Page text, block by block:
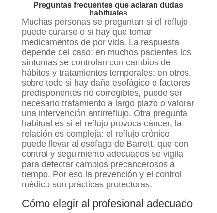
Preguntas frecuentes que aclaran dudas
habituales
Muchas personas se preguntan si el reflujo
puede curarse o si hay que tomar
medicamentos de por vida. La respuesta
depende del caso: en muchos pacientes los
síntomas se controlan con cambios de
hábitos y tratamientos temporales; en otros,
sobre todo si hay daño esofágico o factores
predisponentes no corregibles, puede ser
necesario tratamiento a largo plazo o valorar
una intervención antirreflujo. Otra pregunta
habitual es si el reflujo provoca cáncer; la
relación es compleja: el reflujo crónico
puede llevar al esófago de Barrett, que con
control y seguimiento adecuados se vigila
para detectar cambios precancerosos a
tiempo. Por eso la prevención y el control
médico son prácticas protectoras.
Cómo elegir al profesional adecuado